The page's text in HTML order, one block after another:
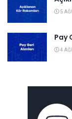
5
Pay
4